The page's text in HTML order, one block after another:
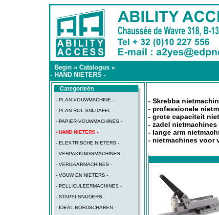
Begin » Catalogus »
- HAND NIETERS -
Categorieën
- PLAN-VOUWMACHINE -
- PLAN ROL SNIJTAFEL -
- PAPIER-VOUWMACHINES -
- HAND NIETERS -
- ELEKTRISCHE NIETERS -
- VERPAKKINGSMACHINES -
- VERGAARMACHINES -
- VOUW EN NIETERS -
- PELLICULEERMACHINES -
- STAPELSNIJDERS -
- IDEAL BORDSCHAREN -
- Skrebba
- professionele
- grote capaciteit
- zadel
- lange arm
- nietmachines voor